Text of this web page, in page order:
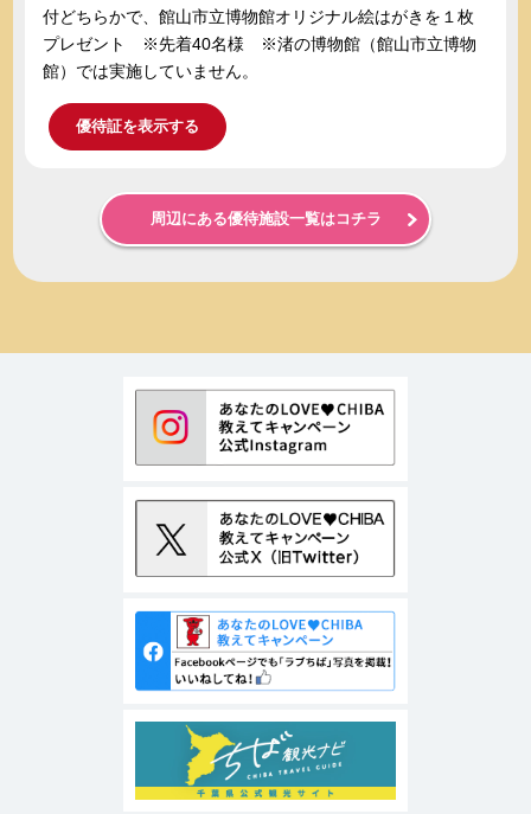
付どちらかで、館山市立博物館オリジナル絵はがきを１枚
プレゼント ※先着40名様 ※渚の博物館（館山市立博物
館）では実施していません。
優待証を表示する
周辺にある優待施設一覧はコチラ